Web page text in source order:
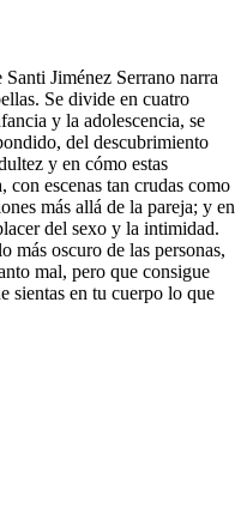
Jiménez Serrano narra
Se divide en cuatro
y la adolescencia, se
del descubrimiento
y en cómo estas
con escenas tan crudas como
más allá de la pareja; y en
del sexo y la intimidad.
más oscuro de las personas,
mal, pero que consigue
sientas en tu cuerpo lo que